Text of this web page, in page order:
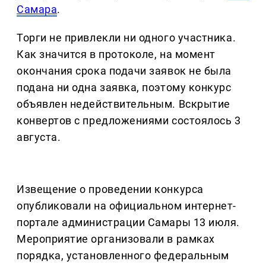
Самара.
Торги не привлекли ни одного участника.
Как значится в протоколе, на момент
окончания срока подачи заявок не была
подана ни одна заявка, поэтому конкурс
объявлен недействительным. Вскрытие
конвертов с предложениями состоялось 3
августа.
Извещение о проведении конкурса
опубликовали на официальном интернет-
портале администрации Самары 13 июля.
Мероприятие организовали в рамках
порядка, установленного федеральным